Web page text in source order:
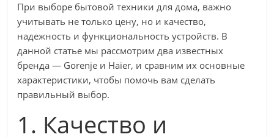
При выборе бытовой техники для дома, важно
учитывать не только цену, но и качество,
надежность и функциональность устройств. В
данной статье мы рассмотрим два известных
бренда — Gorenje и Haier, и сравним их основные
характеристики, чтобы помочь вам сделать
правильный выбор.
1. Качество и